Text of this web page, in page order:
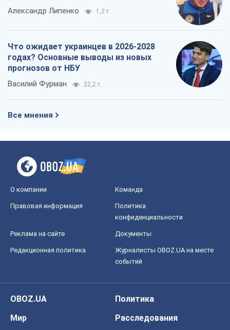
Александр Липенко 1,2 т.
Что ожидает украинцев в 2026-2028
годах? Основные выводы из новых
прогнозов от НБУ
Василий Фурман 22,2 т.
Все мнения
О компании Команда
Правовая информация
Политика
конфиденциальности
Реклама на сайте Документы
Редакционная политика
Журналисты OBOZ.UA на месте
событий
OBOZ.UA
Политика
Мир
Расследования